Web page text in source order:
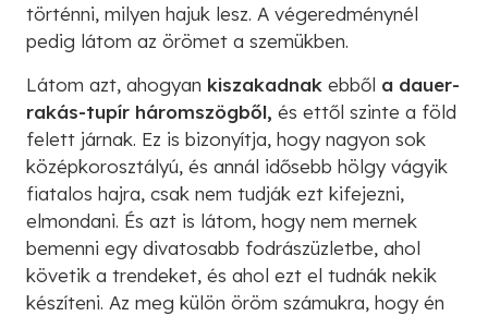
történni, milyen hajuk lesz. A végeredménynél
pedig látom az örömet a szemükben.
Látom azt, ahogyan kiszakadnak ebből a dauer-
rakás-tupír háromszögből, és ettől szinte a föld
felett járnak. Ez is bizonyítja, hogy nagyon sok
középkorosztályú, és annál idősebb hölgy vágyik
fiatalos hajra, csak nem tudják ezt kifejezni,
elmondani. És azt is látom, hogy nem mernek
bemenni egy divatosabb fodrászüzletbe, ahol
követik a trendeket, és ahol ezt el tudnák nekik
készíteni. Az meg külön öröm számukra, hogy én